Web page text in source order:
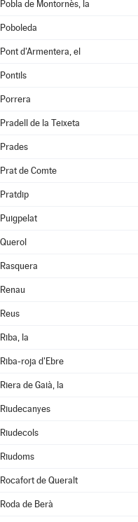
Pobla de Montornès, la
Poboleda
Pont d'Armentera, el
Pontils
Porrera
Pradell de la Teixeta
Prades
Prat de Comte
Pratdip
Puigpelat
Querol
Rasquera
Renau
Reus
Riba, la
Riba-roja d'Ebre
Riera de Gaià, la
Riudecanyes
Riudecols
Riudoms
Rocafort de Queralt
Roda de Berà